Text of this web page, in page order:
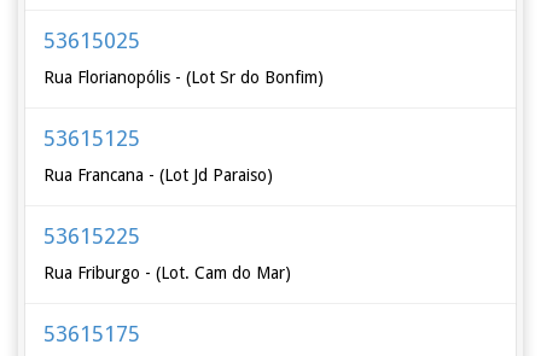
53615025
Rua Florianopólis - (Lot Sr do Bonfim)
53615125
Rua Francana - (Lot Jd Paraiso)
53615225
Rua Friburgo - (Lot. Cam do Mar)
53615175